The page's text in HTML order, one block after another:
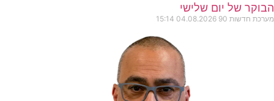
הבוקר של יום שלישי
מערכת חדשות 90 04.08.2026
15:14